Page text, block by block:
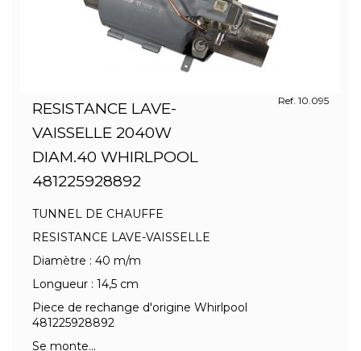
RESISTANCE LAVE-
VAISSELLE 2040W
DIAM.40 WHIRLPOOL
481225928892
Ref. 10.095
TUNNEL DE CHAUFFE
RESISTANCE LAVE-VAISSELLE
Diamètre : 40 m/m
Longueur : 14,5 cm
Piece de rechange d'origine Whirlpool
481225928892
Se monte...